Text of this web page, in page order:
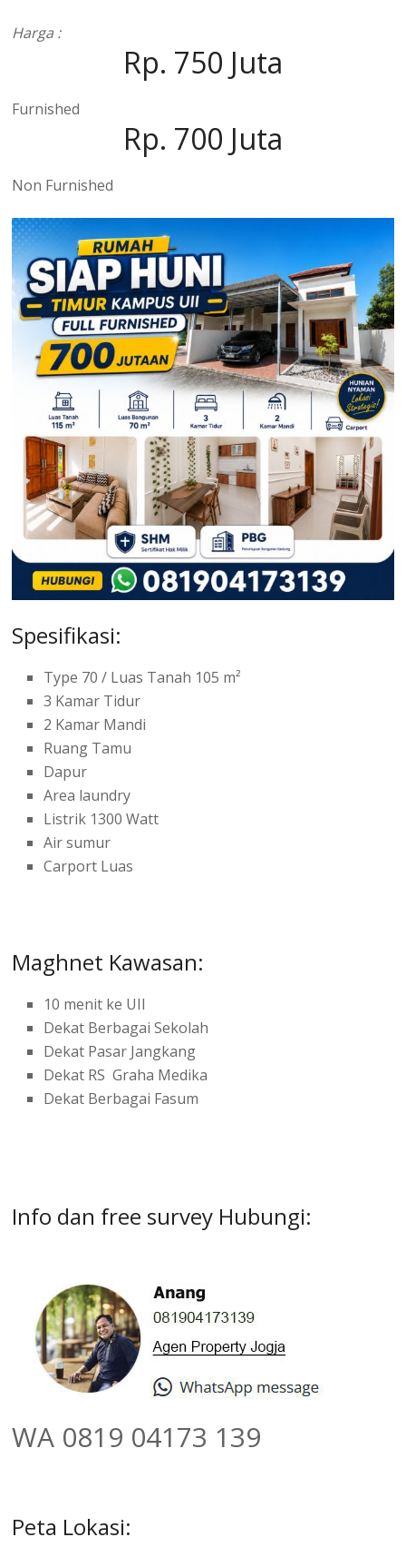
Harga :
Rp. 750 Juta
Furnished
Rp. 700 Juta
Non Furnished
Spesifikasi:
Type 70 / Luas Tanah 105 m²
3 Kamar Tidur
2 Kamar Mandi
Ruang Tamu
Dapur
Area laundry
Listrik 1300 Watt
Air sumur
Carport Luas
Maghnet Kawasan:
10 menit ke UII
Dekat Berbagai Sekolah
Dekat Pasar Jangkang
Dekat RS Graha Medika
Dekat Berbagai Fasum
Info dan free survey Hubungi:
WA 0819 04173 139
Peta Lokasi: